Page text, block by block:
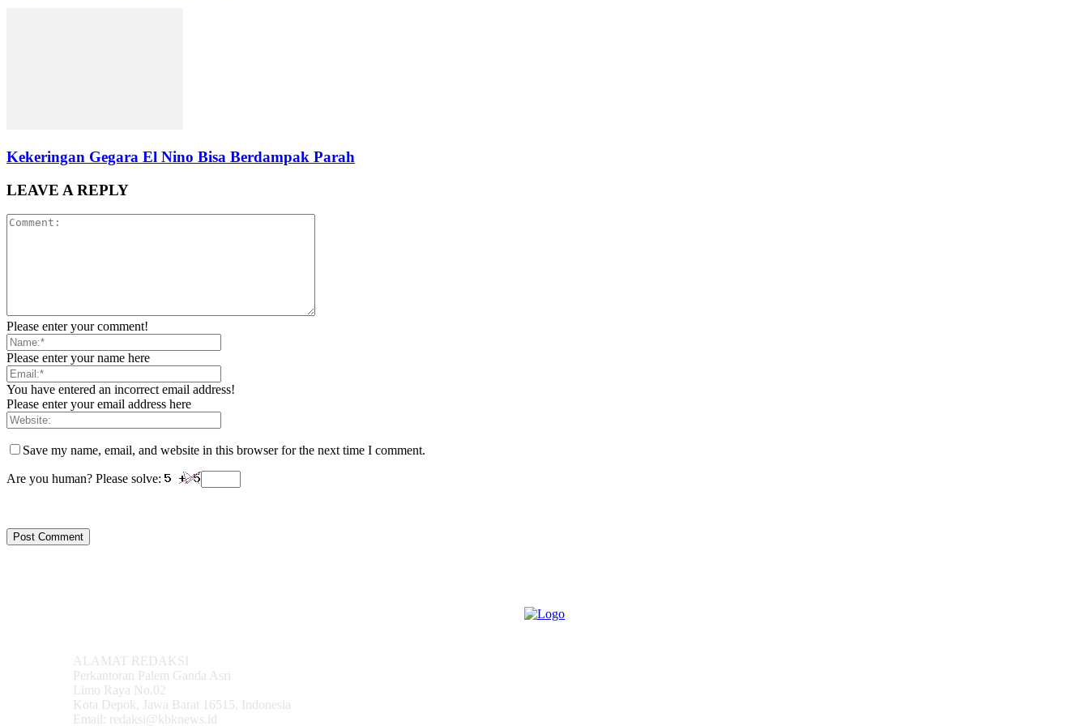
Kekeringan Gegara El Nino Bisa Berdampak Parah
LEAVE A REPLY
Please enter your comment!
Please enter your name here
You have entered an incorrect email address!
Please enter your email address here
Save my name, email, and website in this browser for the next time I comment.
Are you human? Please solve:
ALAMAT REDAKSI
Perkantoran Palem Ganda Asri
Limo Raya No.02
Kota Depok, Jawa Barat 16515, Indonesia
Email: redaksi@kbknews.id